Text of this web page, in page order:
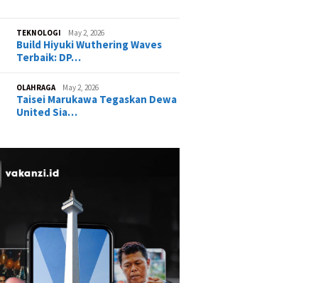
Neverness to
(NTE) Terbaru:
Paling OP?
GOJO Indonesia Resmi
Ekspansi ke Jawa Timur, Siap
Hadirkan Layanan
TEKNOLOGI May 2, 2026
Build Hiyuki Wuthering Waves
Terbaik: DP…
OLAHRAGA May 2, 2026
Taisei Marukawa Tegaskan Dewa
United Sia…